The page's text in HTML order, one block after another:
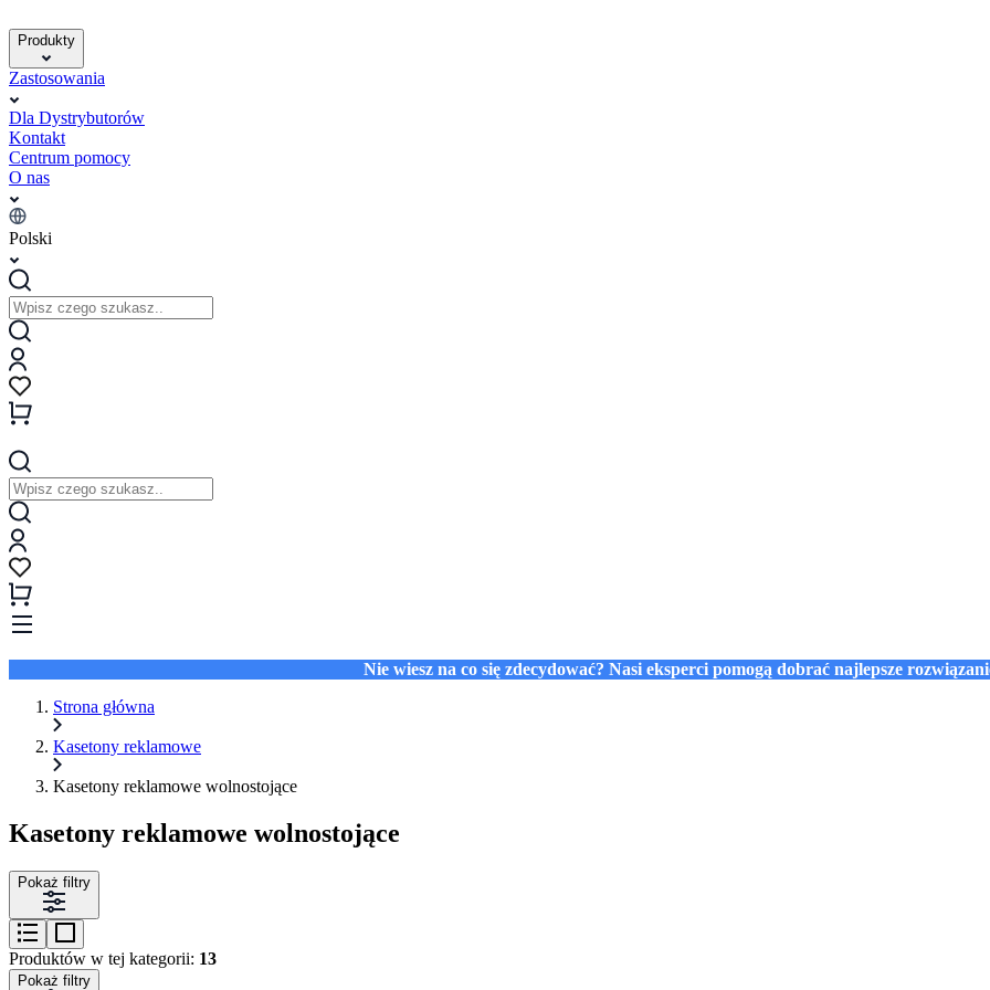
Produkty
Zastosowania
Dla Dystrybutorów
Kontakt
Centrum pomocy
O nas
Polski
Nie wiesz na co się zdecydować? Nasi eksperci pomogą dobrać najlepsze
Strona główna
Kasetony reklamowe
Kasetony reklamowe wolnostojące
Kasetony reklamowe wolnostojące
Pokaż filtry
Produktów w tej kategorii: 13
Pokaż filtry